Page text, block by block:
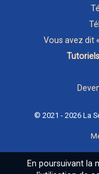
Vous avez dit
© 2021 - 2026 La
En poursuivant la